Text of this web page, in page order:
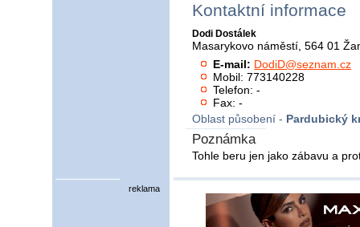
Kontaktní informace
Dodi Dostálek
Masarykovo náměstí, 564 01
E-mail: DodiD@seznam.cz
Mobil: 773140228
Telefon: -
Fax: -
Oblast působení - Pardubický
Poznámka
Tohle beru jen jako zábavu a
reklama